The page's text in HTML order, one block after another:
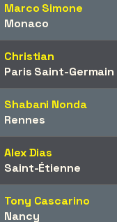
Marco Simone
Monaco
Christian
Paris Saint-Germain
Shabani Nonda
Rennes
Alex Dias
Saint-Étienne
Tony Cascarino
Nancy